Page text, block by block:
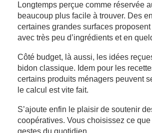
Longtemps perçue comme réservée
beaucoup plus facile à trouver. Des
certaines grandes surfaces
avec très peu d’ingrédients et en
Côté budget, là aussi, les idées
bidon classique. Idem pour les
certains produits ménagers peuvent
le calcul est vite fait.
S’ajoute enfin le plaisir de soutenir
coopératives. Vous choisissez ce